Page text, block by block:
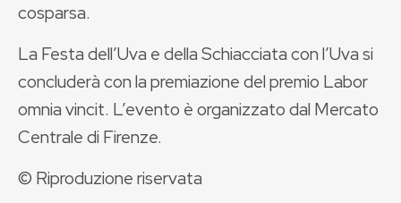
cosparsa.
La Festa dell’Uva e della Schiacciata con l’Uva si
concluderà con la premiazione del premio Labor
omnia vincit. L’evento è organizzato dal Mercato
Centrale di Firenze.
© Riproduzione riservata